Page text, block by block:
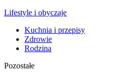
Lifestyle i obyczaje
Kuchnia i przepisy
Zdrowie
Rodzina
Pozostałe